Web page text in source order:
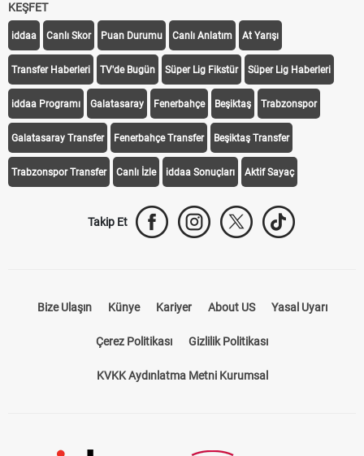
KEŞFET
iddaa Canlı Skor Puan Durumu Canlı Anlatım At Yarışı
Transfer Haberleri TV'de Bugün Süper Lig Fikstür Süper Lig Haberleri
iddaa Programı Galatasaray Fenerbahçe Beşiktaş Trabzonspor
Galatasaray Transfer Fenerbahçe Transfer Beşiktaş Transfer
Trabzonspor Transfer Canlı İzle iddaa Sonuçları Aktif Sayaç
Takip Et
Bize Ulaşın Künye Kariyer About US Yasal Uyarı
Çerez Politikası Gizlilik Politikası
KVKK Aydınlatma Metni Kurumsal